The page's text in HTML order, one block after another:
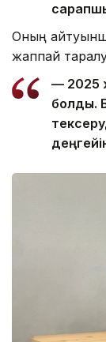
Оның
жаппай
— 2025
болды.